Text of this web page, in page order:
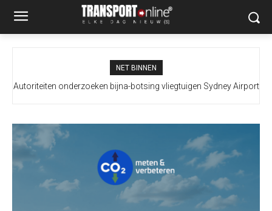
NET BINNEN
Autoriteiten onderzoeken bijna-botsing vliegtuigen Sydney Airport